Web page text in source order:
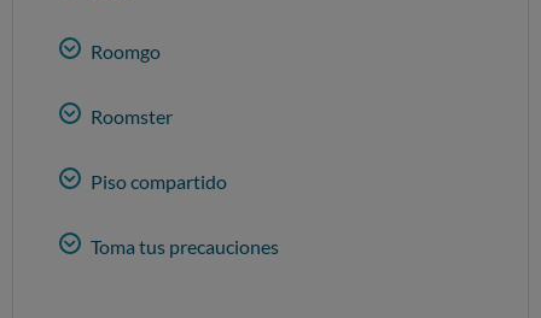
Roomgo
Roomster
Piso compartido
Toma tus precauciones